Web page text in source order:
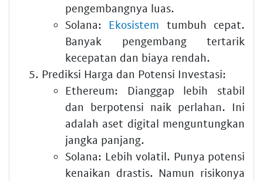
pengembangnya luas.
Solana: Ekosistem tumbuh cepat.
Banyak pengembang tertarik
kecepatan dan biaya rendah.
Prediksi Harga dan Potensi Investasi:
Ethereum: Dianggap lebih stabil
dan berpotensi naik perlahan. Ini
adalah aset digital menguntungkan
jangka panjang.
Solana: Lebih volatil. Punya potensi
kenaikan drastis. Namun risikonya